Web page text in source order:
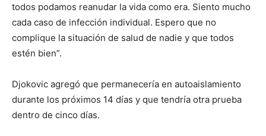
todos podamos reanudar la vida como era. Siento mucho
cada caso de infección individual. Espero que no
complique la situación de salud de nadie y que todos
estén bien”.
Djokovic agregó que permanecería en autoaislamiento
durante los próximos 14 días y que tendría otra prueba
dentro de cinco días.